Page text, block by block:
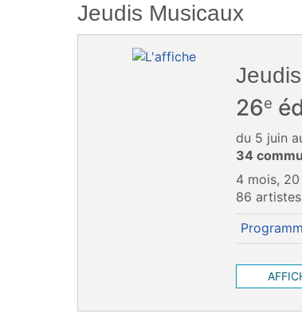
Jeudis Musicaux
26e
du 5 juin
34
4 mois,
86